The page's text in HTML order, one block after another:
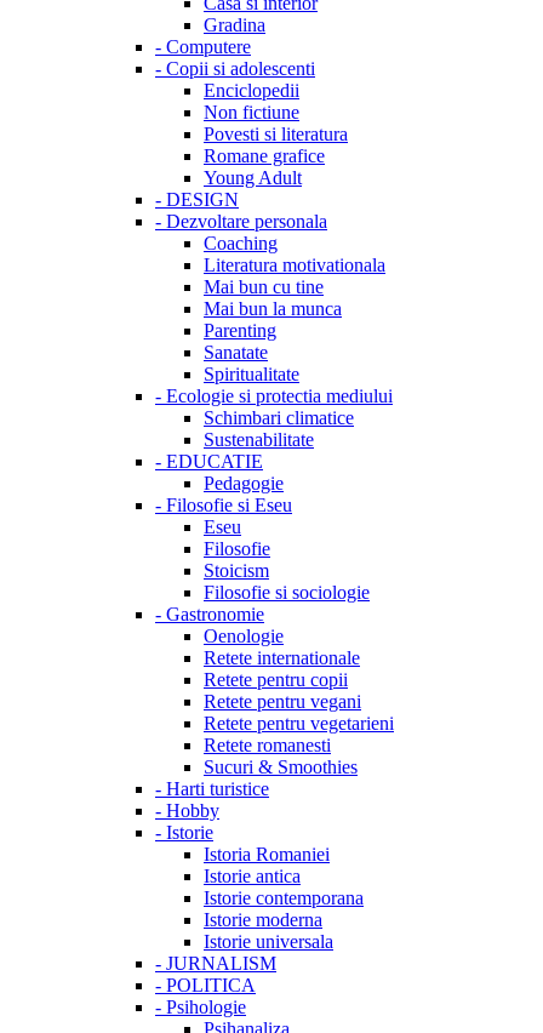
Gradina
- Computere
- Copii si adolescenti
Enciclopedii
Non fictiune
Povesti si literatura
Romane grafice
Young Adult
- DESIGN
- Dezvoltare personala
Coaching
Literatura motivationala
Mai bun cu tine
Mai bun la munca
Parenting
Sanatate
Spiritualitate
- Ecologie si protectia mediului
Schimbari climatice
Sustenabilitate
- EDUCATIE
Pedagogie
- Filosofie si Eseu
Eseu
Filosofie
Stoicism
Filosofie si sociologie
- Gastronomie
Oenologie
Retete internationale
Retete pentru copii
Retete pentru vegani
Retete pentru vegetarieni
Retete romanesti
Sucuri & Smoothies
- Harti turistice
- Hobby
- Istorie
Istoria Romaniei
Istorie antica
Istorie contemporana
Istorie moderna
Istorie universala
- JURNALISM
- POLITICA
- Psihologie
Psihanaliza